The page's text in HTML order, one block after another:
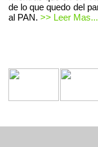
de lo que quedo del
al PAN. >> Leer Mas...